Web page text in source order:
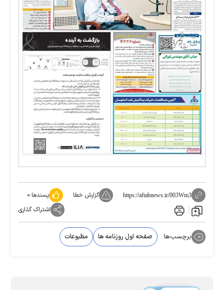
https://aftabnews.ir/003Wm3 گزارش خطا پسندها:۰
اشتراک گذاری
برچسب‌ها: صفحه اول روزنامه ها مطبوعات